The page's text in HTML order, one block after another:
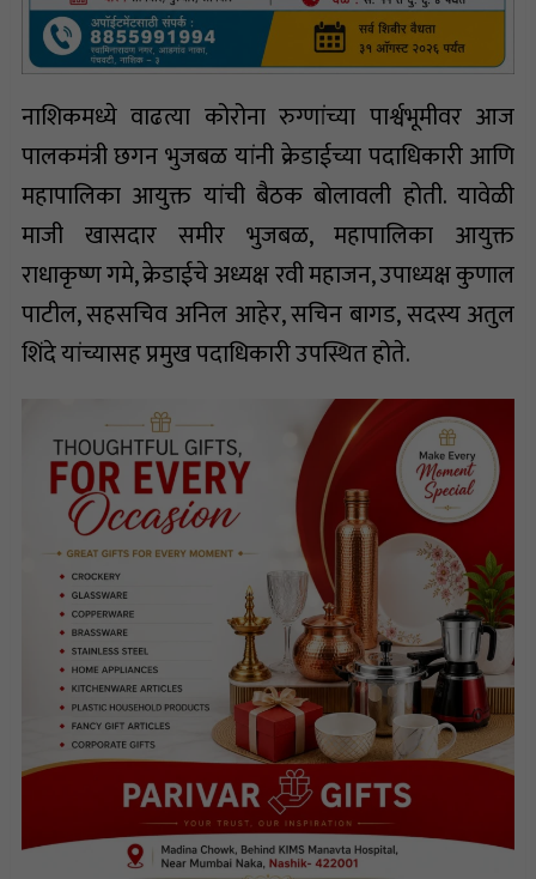
नाशिकमध्ये वाढत्या कोरोना रुग्णांच्या पार्श्वभूमीवर आज
पालकमंत्री छगन भुजबळ यांनी क्रेडाईच्या पदाधिकारी आणि
महापालिका आयुक्त यांची बैठक बोलावली होती. यावेळी
माजी खासदार समीर भुजबळ, महापालिका आयुक्त
राधाकृष्ण गमे, क्रेडाईचे अध्यक्ष रवी महाजन, उपाध्यक्ष कुणाल
पाटील, सहसचिव अनिल आहेर, सचिन बागड, सदस्य अतुल
शिंदे यांच्यासह प्रमुख पदाधिकारी उपस्थित होते.